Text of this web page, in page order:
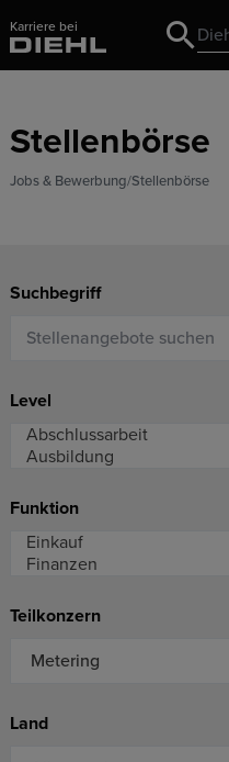
Karriere bei
Stellenbörse
Jobs & Bewerbung Stellenbörse
Suchbegriff
Level
Funktion
Teilkonzern
Land